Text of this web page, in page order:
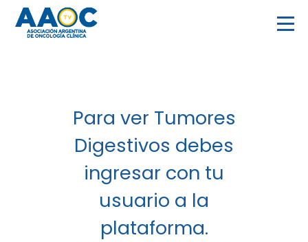
Para ver Tumores
Digestivos debes
ingresar con tu
usuario a la
plataforma.